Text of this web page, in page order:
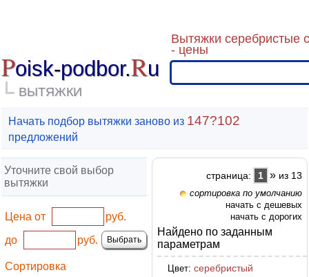
Poisk-podbor.Ru
ВЫТЯЖКИ
Вытяжки
- цены
Начать подбор вытяжки заново из 147?102
предложений
Уточните свой выбор
вытяжки
Цена от
руб.
до
руб.
Сортировка
страница: 1 » из 13
сортировка по умолчанию
начать с дешевых
начать с дорогих
Найдено по заданным
параметрам
Цвет: серебристый